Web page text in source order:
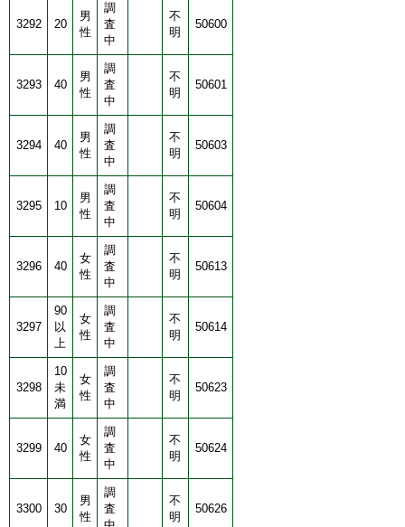
3292 20
男
性
調
査
中
不
明
50600
3293 40
男
性
調
査
中
不
明
50601
3294 40
男
性
調
査
中
不
明
50603
3295 10
男
性
調
査
中
不
明
50604
3296 40
女
性
調
査
中
不
明
50613
3297
90
以
上
女
性
調
査
中
不
明
50614
3298
10
未
満
女
性
調
査
中
不
明
50623
3299 40
女
性
調
査
中
不
明
50624
3300 30
男
性
調
査
不
明
50626